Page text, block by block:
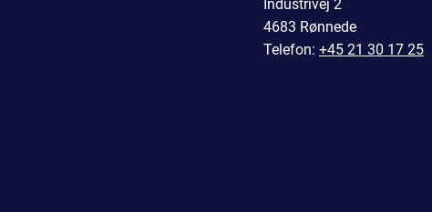
Industrivej 2
4683 Rønnede
Telefon: +45 21 30 17 25